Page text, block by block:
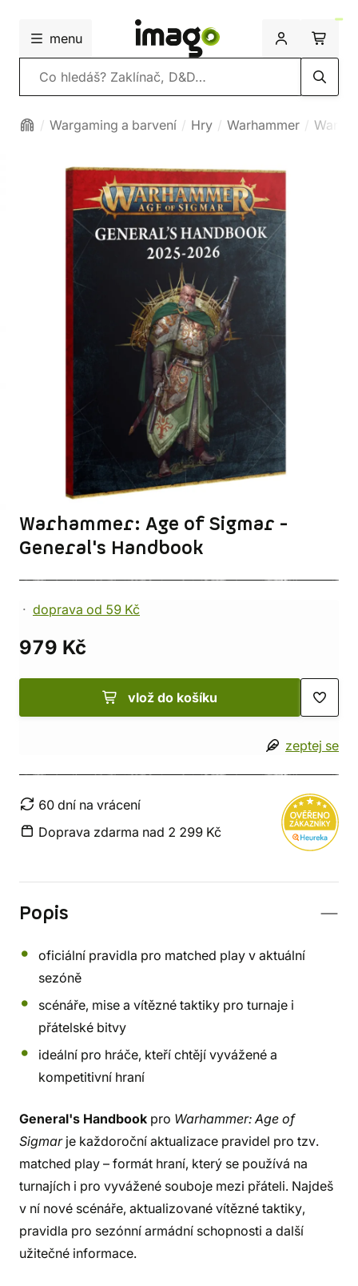
menu
Vyhledávání
Wargaming a barvení Hry Warhammer
Warhammer: Age of Sigmar -
General's Handbook
doprava od 59 Kč
979 Kč
vlož do košíku
zeptej se
60 dní na vrácení
Doprava zdarma nad 2 299 Kč
Popis
oficiální pravidla pro matched play v aktuální
sezóně
scénáře, mise a vítězné taktiky pro turnaje i
přátelské bitvy
ideální pro hráče, kteří chtějí vyvážené a
kompetitivní hraní
General's Handbook pro Warhammer: Age of
Sigmarje každoroční aktualizace pravidel pro tzv.
matched play – formát hraní, který se používá na
turnajích i pro vyvážené souboje mezi přáteli. Najdeš
v ní nové scénáře, aktualizované vítězné taktiky,
pravidla pro sezónní armádní schopnosti a další
užitečné informace.